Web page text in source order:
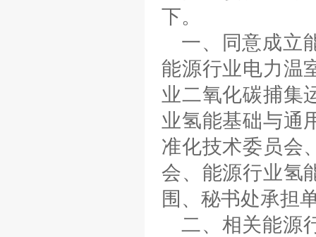
下。
一、同意成立
能源行业电力温
业二氧化碳捕集
业氢能基础与通
准化技术委员会
会、能源行业氢
围、秘书处承担
二、相关能源